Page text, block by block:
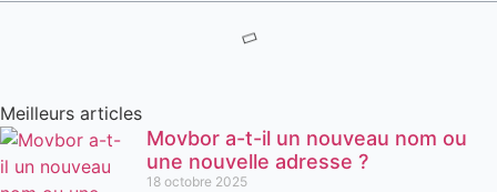
Meilleurs articles
Movbor a-t-il un nouveau nom ou
une nouvelle adresse ?
18 octobre 2025